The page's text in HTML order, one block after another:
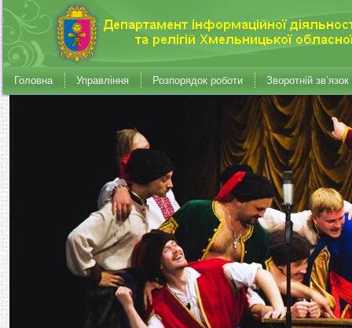
Головна Управління Розпорядок роботи Зворотній зв’язок